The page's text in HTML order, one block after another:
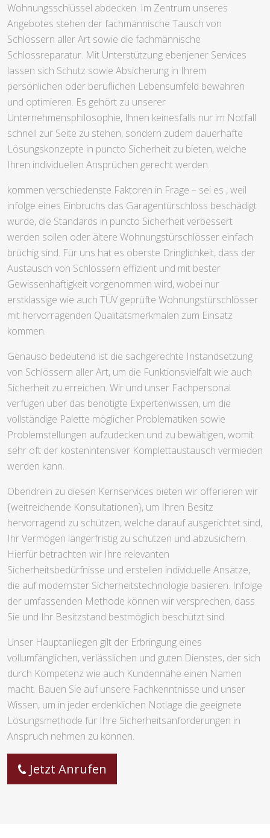
Wohnungsschlüssel abdecken. Im Zentrum unseres
Angebotes stehen der fachmännische Tausch von
Schlössern aller Art sowie die fachmännische
Schlossreparatur. Mit Unterstützung ebenjener Services
lassen sich Schutz sowie Absicherung in Ihrem
persönlichen oder beruflichen Lebensumfeld bewahren
und optimieren. Es gehört zu unserer
Unternehmensphilosophie, Ihnen keinesfalls nur im Notfall
schnell zur Seite zu stehen, sondern zudem dauerhafte
Lösungskonzepte in puncto Sicherheit zu bieten, welche
Ihren individuellen Ansprüchen gerecht werden.
kommen verschiedenste Faktoren in Frage – sei es , weil
infolge eines Einbruchs das Garagentürschloss beschädigt
wurde, die Standards in puncto Sicherheit verbessert
werden sollen oder ältere Wohnungstürschlösser einfach
brüchig sind. Für uns hat es oberste Dringlichkeit, dass der
Austausch von Schlössern effizient und mit bester
Gewissenhaftigkeit vorgenommen wird, wobei nur
erstklassige wie auch TÜV geprüfte Wohnungstürschlösser
mit hervorragenden Qualitätsmerkmalen zum Einsatz
kommen.
Genauso bedeutend ist die sachgerechte Instandsetzung
von Schlössern aller Art, um die Funktionsvielfalt wie auch
Sicherheit zu erreichen. Wir und unser Fachpersonal
verfügen über das benötigte Expertenwissen, um die
vollständige Palette möglicher Problematiken sowie
Problemstellungen aufzudecken und zu bewältigen, womit
sehr oft der kostenintensiver Komplettaustausch vermieden
werden kann.
Obendrein zu diesen Kernservices bieten wir offerieren wir
{weitreichende Konsultationen}, um Ihren Besitz
hervorragend zu schützen, welche darauf ausgerichtet sind,
Ihr Vermögen längerfristig zu schützen und abzusichern.
Hierfür betrachten wir Ihre relevanten
Sicherheitsbedürfnisse und erstellen individuelle Ansätze,
die auf modernster Sicherheitstechnologie basieren. Infolge
der umfassenden Methode können wir versprechen, dass
Sie und Ihr Besitzstand bestmöglich beschützt sind.
Unser Hauptanliegen gilt der Erbringung eines
vollumfänglichen, verlässlichen und guten Dienstes, der sich
durch Kompetenz wie auch Kundennähe einen Namen
macht. Bauen Sie auf unsere Fachkenntnisse und unser
Wissen, um in jeder erdenklichen Notlage die geeignete
Lösungsmethode für Ihre Sicherheitsanforderungen in
Anspruch nehmen zu können.
Jetzt Anrufen